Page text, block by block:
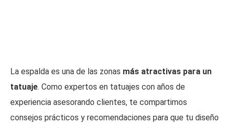
La espalda es una de las zonas más atractivas para un
tatuaje. Como expertos en tatuajes con años de
experiencia asesorando clientes, te compartimos
consejos prácticos y recomendaciones para que tu diseño